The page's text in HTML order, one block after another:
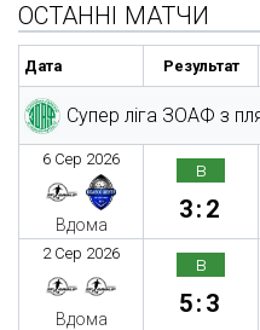
ОСТАННІ МАТЧИ
Дата Результат
Супер ліга ЗОАФ з
6 Сер 2026
Вдома
в
3:2
2 Сер 2026
Вдома
в
5:3